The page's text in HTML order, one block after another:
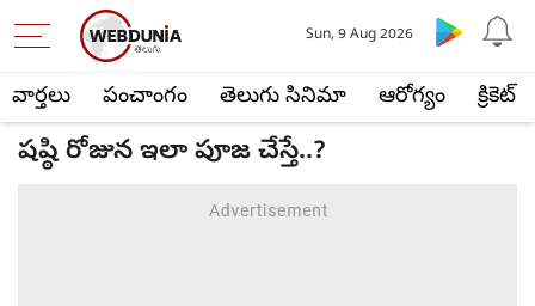
వార్తలు పంచాంగం తెలుగు సినిమా ఆరోగ్యం క్రికెట్
Sun, 9 Aug 2026
షష్ఠి రోజున ఇలా పూజ చేస్తే..?